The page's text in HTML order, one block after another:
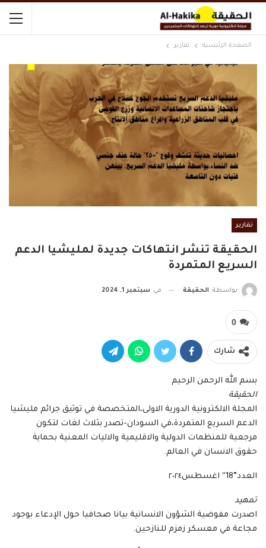
الصفحة الرئيسية تقارير
تقارير
الحقيقة تنشر انتهاكات جديدة لمليشيا الدعم
السريع المتمردة
بواسطة الحقيقة في سبتمبر 1, 2024
0
شارك
بسم الله الرحمن الرحيم
الحقيقة
المجلة الالكترونية الدورية الاولى،المتخصصة في توثيق جرائم مليشيا
الدعم السريع المتمردة،في السودان-تصدر بثلاث لغات لتكون
مرجعية للمنظمات الدولية والاقليمية والاليات المعنية بحماية
حقوق الانسان في العالم.
العدد”18″ اغسطس٢٠٢٤
تمهيد
اصدرت مفوضية الشؤون الانسانية بيانا صحافيا حول الإدعاء بوجود
مجاعة في معسكر زمزم للنازحين.